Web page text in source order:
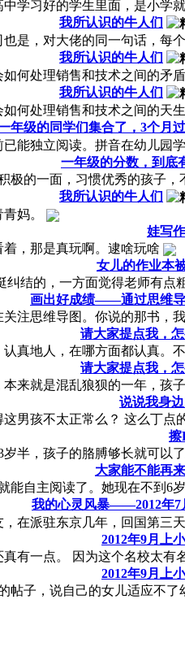
学习好的学生里面，是小学
我所认识的牛人们
是，对大佬的同一句话，每
我所认识的牛人们
何处理销售和技术之间的矛盾
我所认识的牛人们
何处理销售和技术之间的天
年级的同学们集合了，3个月
能独立阅读。拼音在幼儿园
一年级的分数，到底
极的一面，习惯优秀的孩子
我所认识的牛人们
妈。
娃写
，那是真玩啊。逮啥玩啥
女儿的作业本
纠结的，一方面觉得老师有点
画出好成绩——通过思维导
注思维导图。你说的那书，
请大家提点我，
真地人，在哪方面都认真。
请大家提点我，
来就是混乱狼狈的一年，孩
说说我身
这男孩不太正常么？ 这么丁
擦
岁半，孩子的胳膊够长就可以
大家能不能再
能自主阅读了。她现在不到6
我的心灵风暴——2012年7
在派驻东京几年，回国第三
2012年9月上
有一点。 因为这个名校太有
2012年9月上
帖子，说自己的女儿适应不